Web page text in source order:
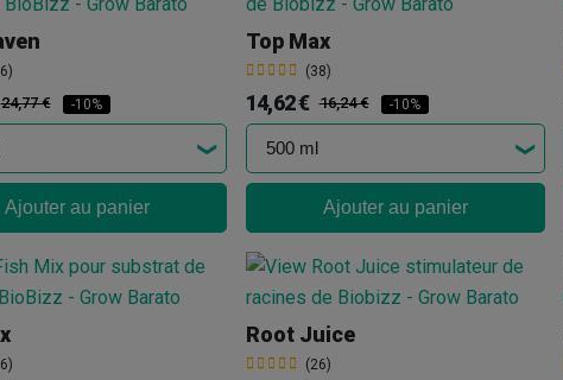
24,77 € -10%
Ajouter au panier
Top Max
(38)
14,62 € 16,24 € -10%
Ajouter au panier
Root Juice
(26)